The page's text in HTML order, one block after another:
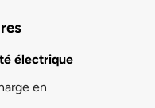
électrique
en